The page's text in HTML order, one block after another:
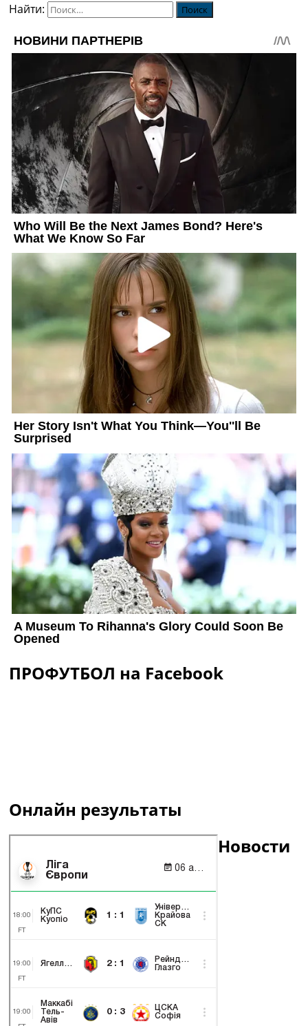
Найти:
ПРОФУТБОЛ на Facebook
Онлайн результаты
Новости